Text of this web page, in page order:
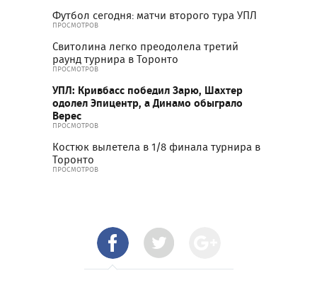
Футбол сегодня: матчи второго тура УПЛ
ПРОСМОТРОВ
Свитолина легко преодолела третий
раунд турнира в Торонто
ПРОСМОТРОВ
УПЛ: Кривбасс победил Зарю, Шахтер
одолел Эпицентр, а Динамо обыграло
Верес
ПРОСМОТРОВ
Костюк вылетела в 1/8 финала турнира в
Торонто
ПРОСМОТРОВ